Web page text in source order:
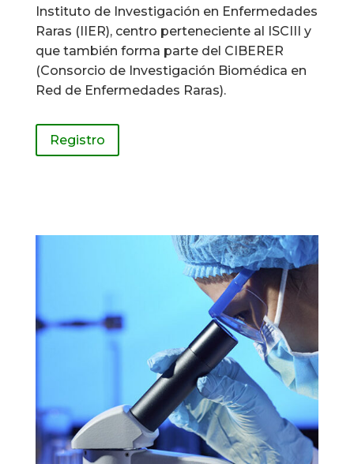
Instituto de Investigación en Enfermedades
Raras (IIER), centro perteneciente al ISCIII y
que también forma parte del CIBERER
(Consorcio de Investigación Biomédica en
Red de Enfermedades Raras).
Registro